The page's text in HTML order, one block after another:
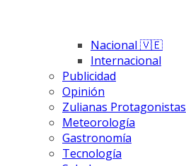
Nacional 🇻🇪
Internacional
Publicidad
Opinión
Zulianas Protagonistas
Meteorología
Gastronomía
Tecnología